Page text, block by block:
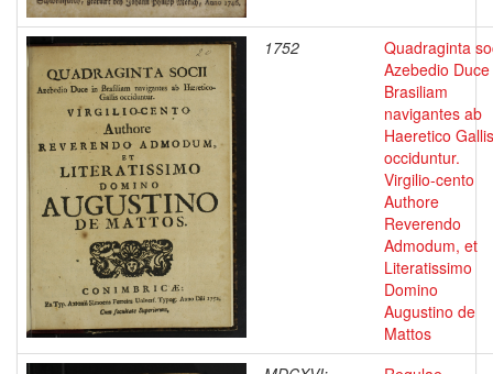
1752
Quadraginta
Azebedio
Brasiliam
navigantes ab
Haeretico Gallis
occiduntur.
Virgilio-cento
Authore
Reverendo
Admodum, et
Literatissimo
Domino
Augustino de
Mattos